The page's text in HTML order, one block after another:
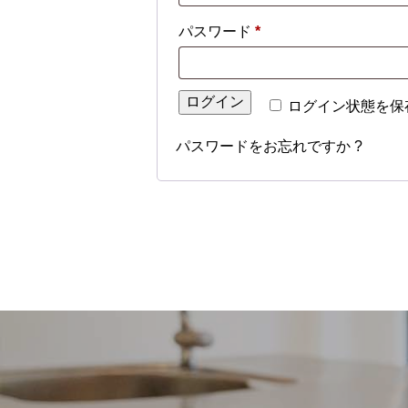
パスワード *必
ログイン状態を保
ログイン
パスワードをお忘れですか ?